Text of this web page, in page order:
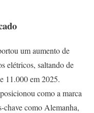
um aumento de
elétricos, saltando de
11.000 em 2025.
como a marca
chave como Alemanha,